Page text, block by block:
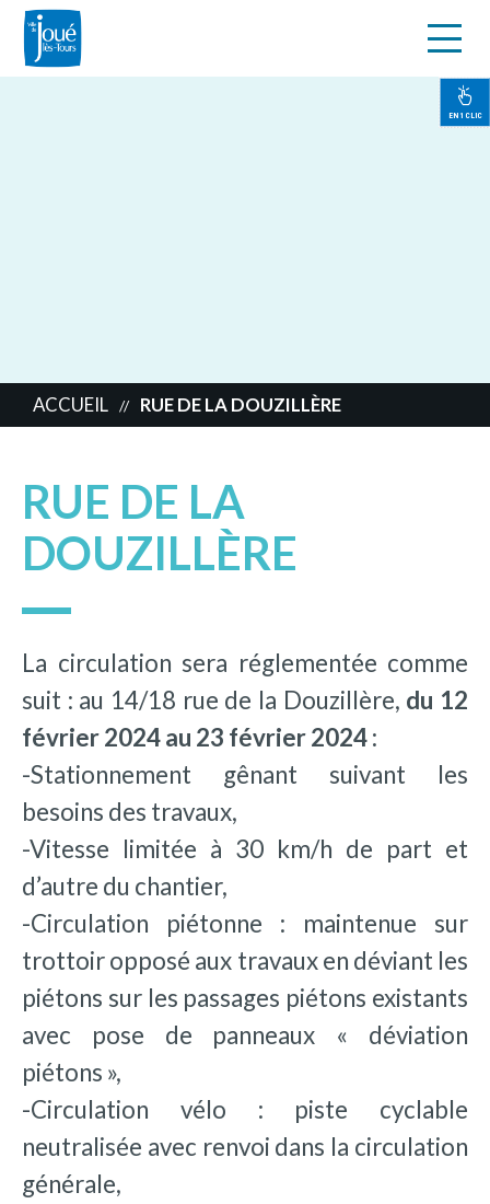
EN 1 CLIC
ACCUEIL // RUE DE LA DOUZILLÈRE
RUE DE LA
DOUZILLÈRE
La circulation sera réglementée comme
suit : au 14/18 rue de la Douzillère, du 12
février 2024 au 23 février 2024 :
-Stationnement gênant suivant les
besoins des travaux,
-Vitesse limitée à 30 km/h de part et
d’autre du chantier,
-Circulation piétonne : maintenue sur
trottoir opposé aux travaux en déviant les
piétons sur les passages piétons existants
avec pose de panneaux « déviation
piétons »,
-Circulation vélo : piste cyclable
neutralisée avec renvoi dans la circulation
générale,